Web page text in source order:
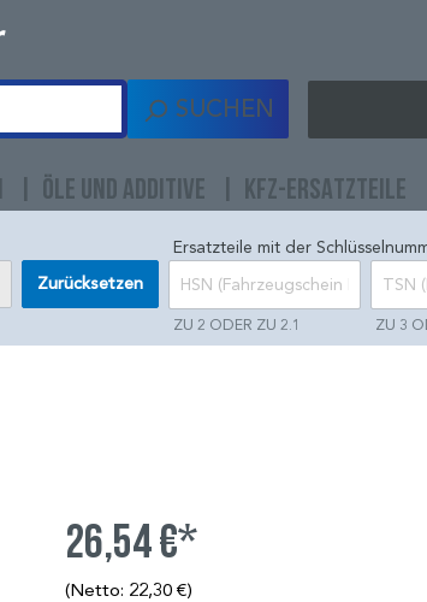
SUCHEN
ÖLE UND ADDITIVE KFZ-ERSATZTEILE
Zurücksetzen
Ersatzteile mit der
ZU 2 ODER ZU 2.1 ZU 3
26,54 €*
(Netto: 22,30 €)